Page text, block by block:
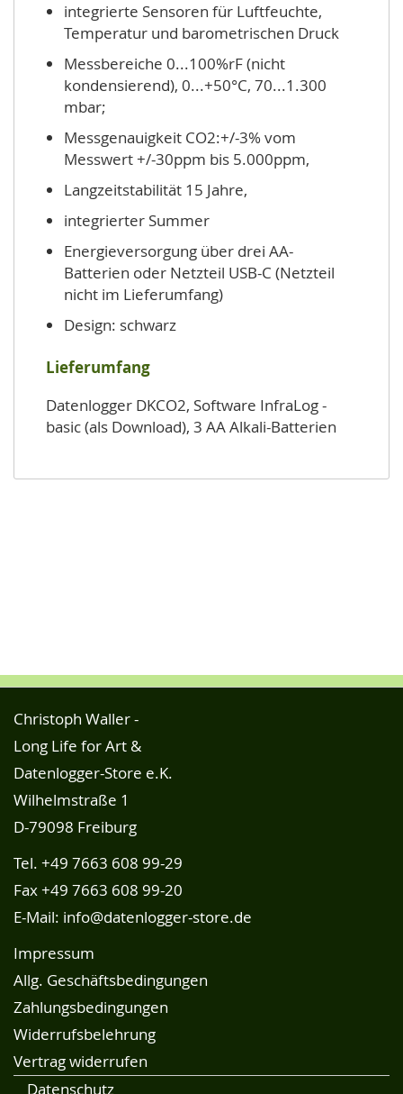
integrierte Sensoren für Luftfeuchte,
Temperatur und barometrischen Druck
Messbereiche 0...100%rF (nicht
kondensierend), 0...+50°C, 70...1.300
mbar;
Messgenauigkeit CO2:+/-3% vom
Messwert +/-30ppm bis 5.000ppm,
Langzeitstabilität 15 Jahre,
integrierter Summer
Energieversorgung über drei AA-
Batterien oder Netzteil USB-C (Netzteil
nicht im Lieferumfang)
Design: schwarz
Lieferumfang
Datenlogger DKCO2, Software InfraLog -
basic (als Download), 3 AA Alkali-Batterien
Christoph Waller -
Long Life for Art &
Datenlogger-Store e.K.
Wilhelmstraße 1
D-79098 Freiburg
Tel. +49 7663 608 99-29
Fax +49 7663 608 99-20
E-Mail: info@datenlogger-store.de
Impressum
Allg. Geschäftsbedingungen
Zahlungsbedingungen
Widerrufsbelehrung
Vertrag widerrufen
Datenschutz